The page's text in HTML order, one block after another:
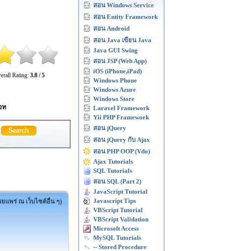
Rating: 3.8 / 5
ท
ยแพร่ ณ เว็บไซต์อื่น ๆ)
สอน Windows Service
สอน Entity Framework
สอน Android
สอน Java เขียน Java
Java GUI Swing
สอน JSP (Web App)
iOS (iPhone,iPad)
Windows Phone
Windows Azure
Windows Store
Laravel Framework
Yii PHP Framework
สอน jQuery
สอน jQuery กับ Ajax
สอน PHP OOP (Vdo)
Ajax Tutorials
SQL Tutorials
สอน SQL (Part 2)
JavaScript Tutorial
Javascript Tips
VBScript Tutorial
VBScript Validation
Microsoft Access
MySQL Tutorials
-- Stored Procedure